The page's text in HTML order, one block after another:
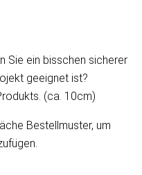
Sie ein bisschen sicherer
geeignet ist?
(ca. 10cm)
Bestellmuster, um